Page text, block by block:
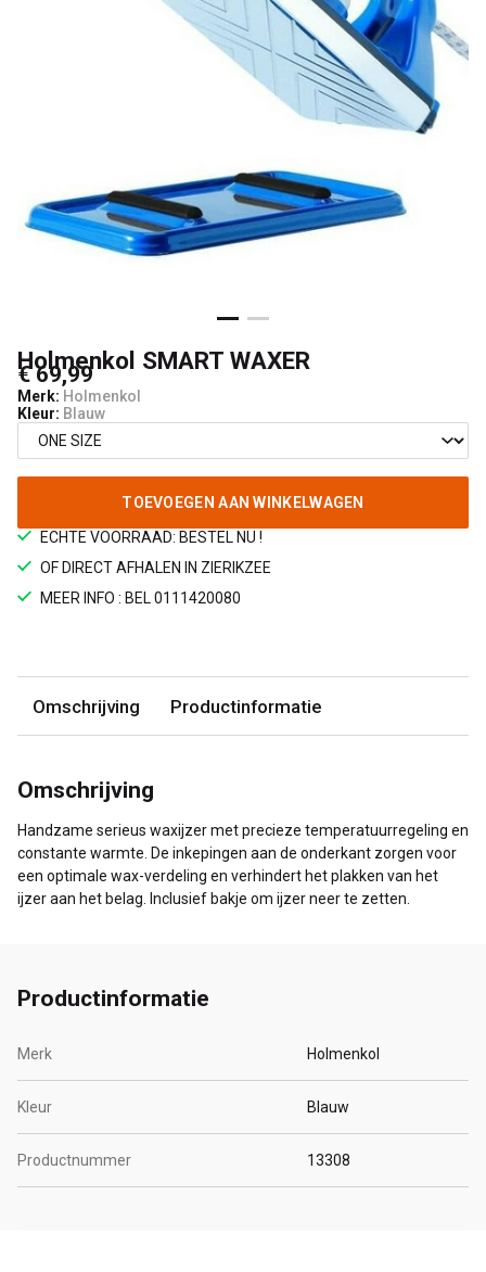
Boardshop
Holmenkol SMART WAXER
€ 69,99
Merk: Holmenkol
Kleur: Blauw
TOEVOEGEN AAN WINKELWAGEN
ECHTE VOORRAAD: BESTEL NU !
OF DIRECT AFHALEN IN ZIERIKZEE
MEER INFO : BEL 0111420080
Omschrijving Productinformatie
Omschrijving
Handzame serieus waxijzer met precieze temperatuurregeling en
constante warmte. De inkepingen aan de onderkant zorgen voor
een optimale wax-verdeling en verhindert het plakken van het
ijzer aan het belag. Inclusief bakje om ijzer neer te zetten.
Productinformatie
Merk Holmenkol
Kleur Blauw
Productnummer 13308